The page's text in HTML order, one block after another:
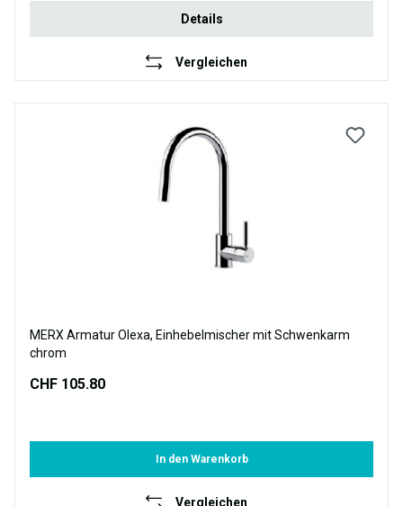
Details
Vergleichen
MERX Armatur Olexa, Einhebelmischer mit Schwenkarm
chrom
CHF 105.80
In den Warenkorb
Vergleichen